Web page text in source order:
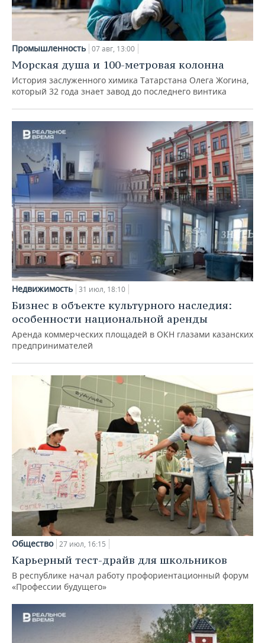
Промышленность 07 авг, 13:00
Морская душа и 100-метровая колонна
История заслуженного химика Татарстана Олега Жогина,
который 32 года знает завод до последнего винтика
Недвижимость 31 июл, 18:10
Бизнес в объекте культурного наследия:
особенности национальной аренды
Аренда коммерческих площадей в ОКН глазами казанских
предпринимателей
Общество 27 июл, 16:15
Карьерный тест-драйв для школьников
В республике начал работу профориентационный форум
«Профессии будущего»